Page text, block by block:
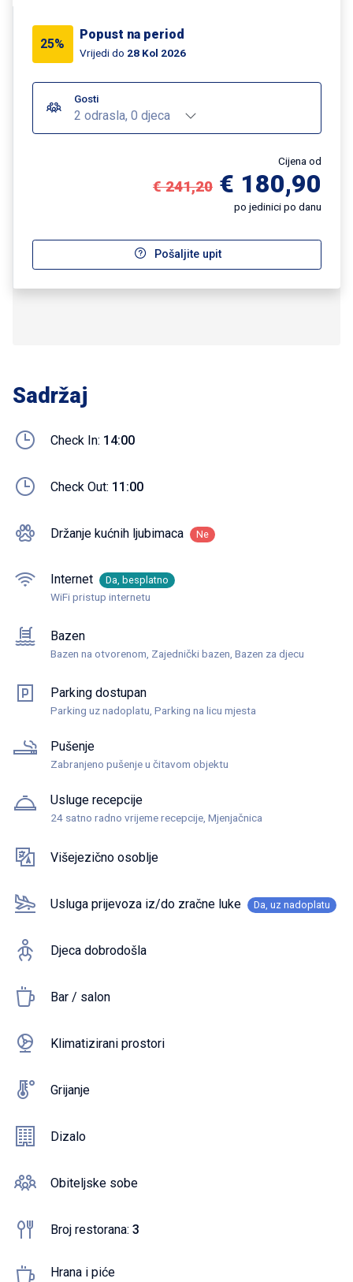
25%
Popust na period
Vrijedi do 28 Kol 2026
Gosti
2 odrasla, 0 djeca
Cijena od
€ 241,20 € 180,90
po jedinici po danu
Pošaljite upit
Sadržaj
Check In: 14:00
Check Out: 11:00
Držanje kućnih ljubimaca Ne
Internet Da, besplatno
WiFi pristup internetu
Bazen
Bazen na otvorenom, Zajednički bazen, Bazen za djecu
Parking dostupan
Parking uz nadoplatu, Parking na licu mjesta
Pušenje
Zabranjeno pušenje u čitavom objektu
Usluge recepcije
24 satno radno vrijeme recepcije, Mjenjačnica
Višejezično osoblje
Usluga prijevoza iz/do zračne luke Da, uz nadoplatu
Djeca dobrodošla
Bar / salon
Klimatizirani prostori
Grijanje
Dizalo
Obiteljske sobe
Broj restorana: 3
Hrana i piće